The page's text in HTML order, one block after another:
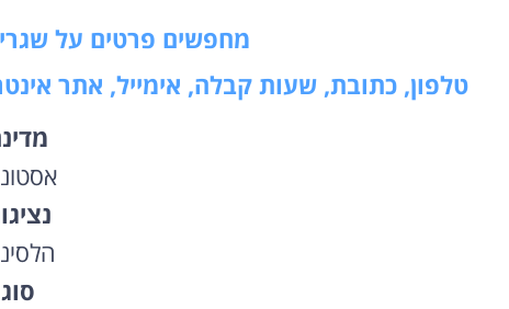
מחפשים פרטים על
טלפון, כתובת, שעות קבלה, אימייל, אתר
סוג